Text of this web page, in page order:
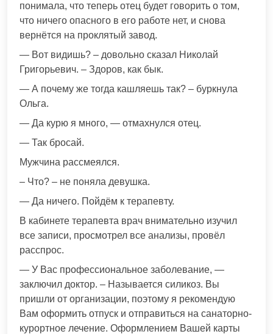
понимала, что теперь отец будет говорить о том,
что ничего опасного в его работе нет, и снова
вернётся на проклятый завод.
— Вот видишь? – довольно сказал Николай
Григорьевич. – Здоров, как бык.
— А почему же тогда кашляешь так? – буркнула
Ольга.
— Да курю я много, — отмахнулся отец.
— Так бросай.
Мужчина рассмеялся.
– Что? – не поняла девушка.
— Да ничего. Пойдём к терапевту.
В кабинете терапевта врач внимательно изучил
все записи, просмотрел все анализы, провёл
расспрос.
— У Вас профессиональное заболевание, —
заключил доктор. – Называется силикоз. Вы
пришли от организации, поэтому я рекомендую
Вам оформить отпуск и отправиться на санаторно-
курортное лечение. Оформлением Вашей карты